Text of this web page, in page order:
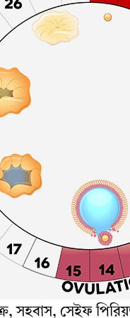
সহবাস, সেইফ